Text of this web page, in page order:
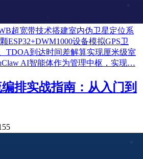
超宽带技术搭建室内伪卫星定位系
ESP32+DWM1000设备模拟GPS卫
TDOA到达时间差解算实现厘米级室
AI智能体作为管理中枢，实现…
排实战指南：从入门到